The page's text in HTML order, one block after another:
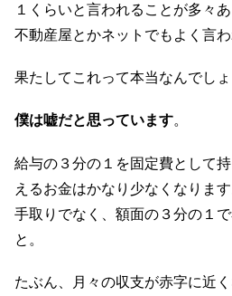
１くらいと言われることが多々あ
不動産屋とかネットでもよく言わ
果たしてこれって本当なんでしょ
僕は嘘だと思っています。
給与の３分の１を固定費として
えるお金はかなり少なくなります
手取りでなく、額面の３分の１
と。
たぶん、月々の収支が赤字に近